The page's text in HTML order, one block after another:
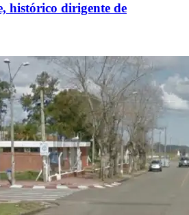
histórico dirigente de